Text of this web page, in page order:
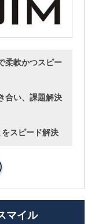
柔軟かつスピー
合い、課題解決
スピード解決
マイル